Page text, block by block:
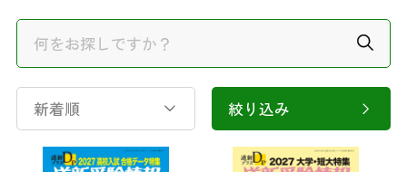
新着順 絞り込み